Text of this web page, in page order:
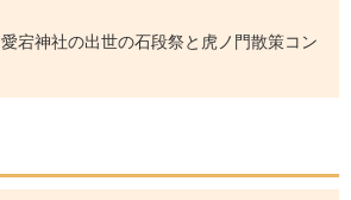
愛宕神社の出世の石段祭と虎ノ門散策コン